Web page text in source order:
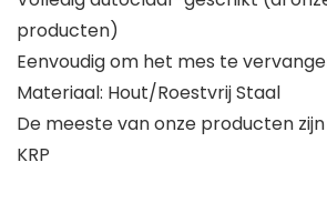
producten)
Eenvoudig om het mes te
Materiaal: Hout/Roestvrij Staal
De meeste van onze producten
KRP